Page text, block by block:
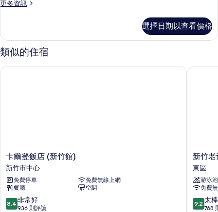
片
寓
床
房
的
所
更多資訊
更
公
寓
雙
房
選擇日期以查看價格
類似的住宿
卡
爾
登
飯
店
(新
竹
卡爾登飯店 (新竹館)
新竹市中心
免費停車
免費無線上網
餐廳
空調
8.4
分，
8.4 非常好
936 則評論
卡爾登飯店 (新竹館)
新
竹
老
爺
酒
店
東
新竹
東區
游泳池
免費
9.2
分，
9.2 太
768
新竹老